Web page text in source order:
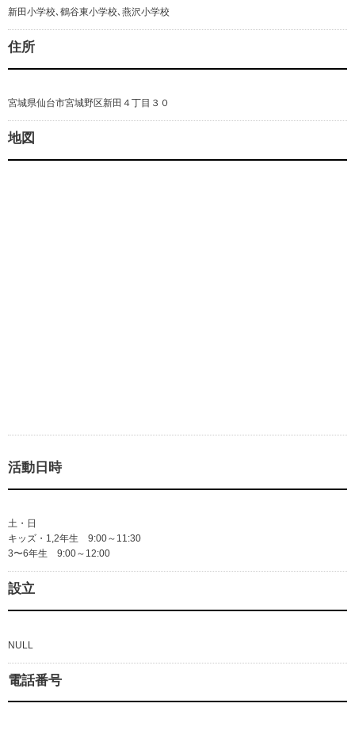
新田小学校､鶴谷東小学校､燕沢小学校
住所
宮城県仙台市宮城野区新田４丁目３０
地図
活動日時
土・日
キッズ・1,2年生 9:00～11:30
3〜6年生 9:00～12:00
設立
NULL
電話番号